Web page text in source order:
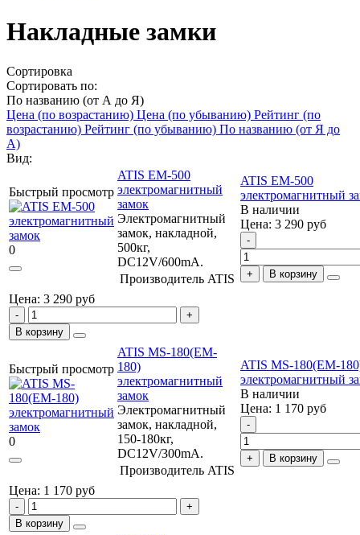
Накладные замки
Сортировка
Сортировать по:
По названию (от А до Я)
Цена (по возрастанию) Цена (по убыванию) Рейтинг (по
возрастанию) Рейтинг (по убыванию) По названию (от Я до
А)
Вид:
Быстрый просмотр
0
ATIS EM-500
электромагнитный
замок
Электромагнитный
замок, накладной,
500кг,
DC12V/600mA.
Производитель ATIS
ATIS EM-500
электромагнитный
В наличии
Цена: 3 290 руб
В корзину
Цена: 3 290 руб
В корзину
Быстрый просмотр
0
ATIS MS-180(EM-
180)
электромагнитный
замок
Электромагнитный
замок, накладной,
150-180кг,
DC12V/300mA.
Производитель ATIS
ATIS MS-180(EM-
электромагнитный
В наличии
Цена: 1 170 руб
В корзину
Цена: 1 170 руб
В корзину